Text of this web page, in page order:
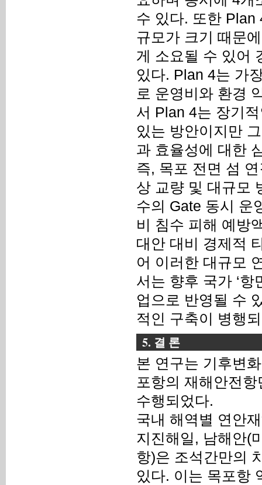
수 있다. 또한 Plan
규모가 크기 때문
게 소요될 수 있어
있다. Plan 4는 가
로 운영비와 환경
서 Plan 4는 장기
있는 방안이지만
과 효율성에 대한
즉, 목포 전면 섬
상 교량 및 대규모
수의 Gate 동시 운
비 침수 피해 예방
대안 대비 경제적
어 이러한 대규모
서는 향후 국가 ‘
업으로 반영될 수
적인 구축이 병행
5. 결 론
본 연구는 기후변
포항의 재해안전
수행되었다.
국내 해역별 연안
지진해일, 남해안(
항)은 조석간만의
있다. 이는 목포항